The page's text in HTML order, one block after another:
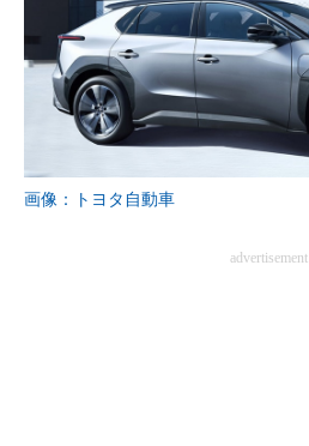
進化するPCとデバイスの未来
好きが集まる 比べて選べる
ビジネスと働き方のヒント
経営リーダーのコミュニティ
画像：トヨタ自動車
advertisement